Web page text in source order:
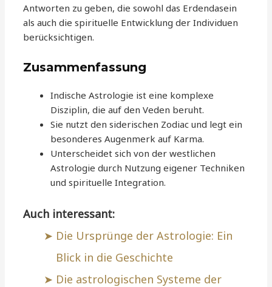
Antworten zu geben, die sowohl das Erdendasein
als auch die spirituelle Entwicklung der Individuen
berücksichtigen.
Zusammenfassung
Indische Astrologie ist eine komplexe
Disziplin, die auf den Veden beruht.
Sie nutzt den siderischen Zodiac und legt ein
besonderes Augenmerk auf Karma.
Unterscheidet sich von der westlichen
Astrologie durch Nutzung eigener Techniken
und spirituelle Integration.
Auch interessant:
Die Ursprünge der Astrologie: Ein
Blick in die Geschichte
Die astrologischen Systeme der